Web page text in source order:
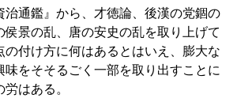
治通鑑』から、才徳論、後漢の党錮の
侯景の乱、唐の安史の乱を取り上げて
の付け方に何はあるとはいえ、膨大な
味をそそるごく一部を取り出すことに
はある。